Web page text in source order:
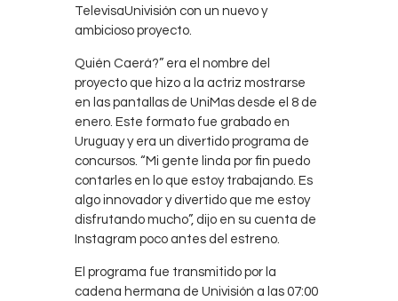
TelevisaUnivisión con un nuevo y
ambicioso proyecto.
Quién Caerá?” era el nombre del
proyecto que hizo a la actriz mostrarse
en las pantallas de UniMas desde el 8 de
enero. Este formato fue grabado en
Uruguay y era un divertido programa de
concursos. “Mi gente linda por fin puedo
contarles en lo que estoy trabajando. Es
algo innovador y divertido que me estoy
disfrutando mucho”, dijo en su cuenta de
Instagram poco antes del estreno.
El programa fue transmitido por la
cadena hermana de Univisión a las 07:00